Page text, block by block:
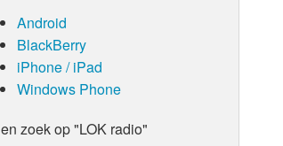
Android
BlackBerry
iPhone / iPad
Windows Phone
en zoek op "LOK radio"